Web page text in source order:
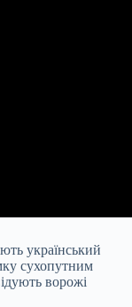
український
сухопутним
ворожі